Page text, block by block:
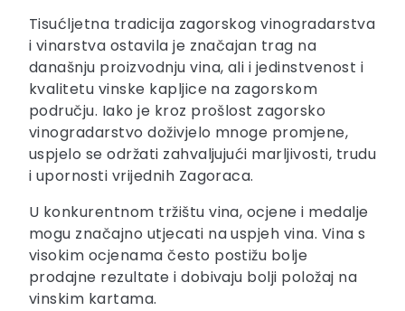
Tisućljetna tradicija zagorskog vinogradarstva
i vinarstva ostavila je značajan trag na
današnju proizvodnju vina, ali i jedinstvenost i
kvalitetu vinske kapljice na zagorskom
području. Iako je kroz prošlost zagorsko
vinogradarstvo doživjelo mnoge promjene,
uspjelo se održati zahvaljujući marljivosti, trudu
i upornosti vrijednih Zagoraca.
U konkurentnom tržištu vina, ocjene i medalje
mogu značajno utjecati na uspjeh vina. Vina s
visokim ocjenama često postižu bolje
prodajne rezultate i dobivaju bolji položaj na
vinskim kartama.